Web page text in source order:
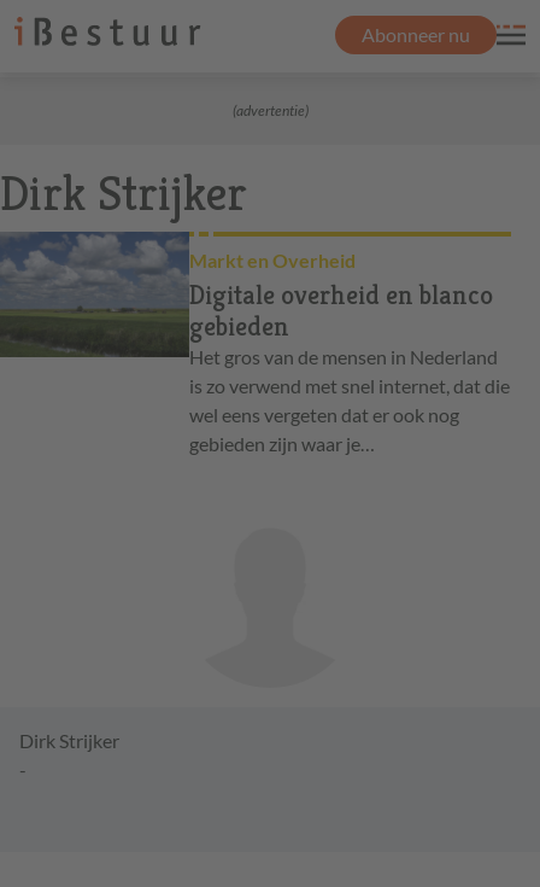
Abonneer nu
(advertentie)
Dirk Strijker
Markt en Overheid
Digitale overheid en blanco
gebieden
Het gros van de mensen in Nederland
is zo verwend met snel internet, dat die
wel eens vergeten dat er ook nog
gebieden zijn waar je…
Dirk Strijker
-